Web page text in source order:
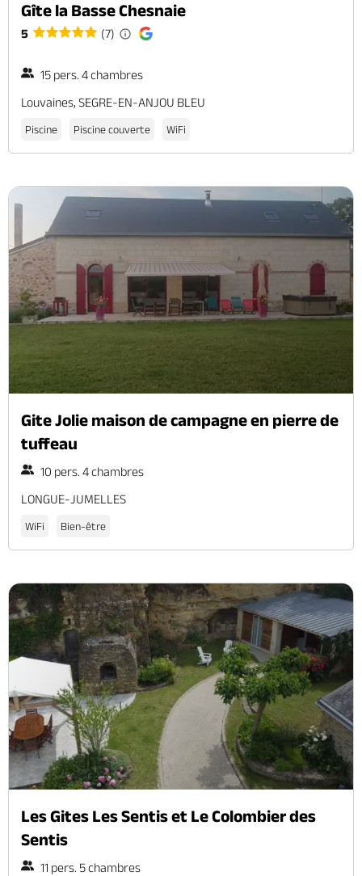
Gîte la Basse Chesnaie
5 (7)
15 pers. 4 chambres
Louvaines, SEGRE-EN-ANJOU BLEU
Piscine Piscine couverte WiFi
Gite Jolie maison de campagne en pierre de
tuffeau
10 pers. 4 chambres
LONGUE-JUMELLES
WiFi Bien-être
Les Gites Les Sentis et Le Colombier des
Sentis
11 pers. 5 chambres